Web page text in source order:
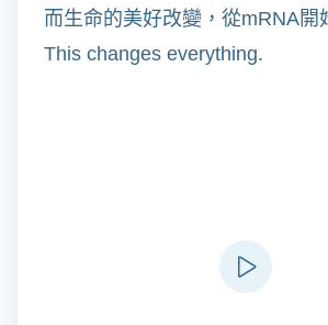
而生命的美好改變，從mRNA開
This changes everything.